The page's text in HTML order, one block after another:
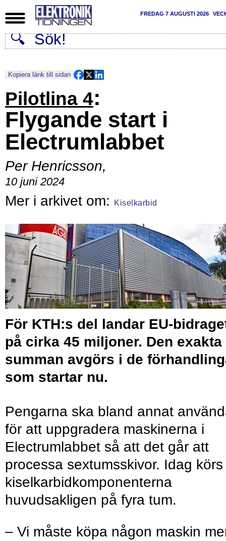
FREDAG 7 AUGUSTI 2026
Kopiera länk till sidan
Pilotlina 4:
Flygande start i
Electrumlabbet
Per Henricsson,
10 juni 2024
Kiselkarbid
För KTH:s del landar EU-
på cirka 45 miljoner. Den exakta
summan avgörs i de
som startar nu.
Pengarna ska bland annat
för att uppgradera maskinerna i
Electrumlabbet så att det går att
processa sextumsskivor. Idag körs
kiselkarbidkomponenterna
huvudsakligen på fyra tum.
– Vi måste köpa någon maskin